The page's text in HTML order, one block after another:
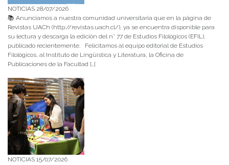
NOTICIAS 28/07/2026
📚 Anunciamos a nuestra comunidad universitaria que en la página de
Revistas UACh (http://revistas.uach.cl/), ya se encuentra disponible para
su lectura y descarga la edición del n° 77 de Estudios Filológicos (EFIL),
publicado recientemente. Felicitamos al equipo editorial de Estudios
Filológicos, al Instituto de Lingüística y Literatura, la Oficina de
Publicaciones de la Facultad […]
NOTICIAS 15/07/2026